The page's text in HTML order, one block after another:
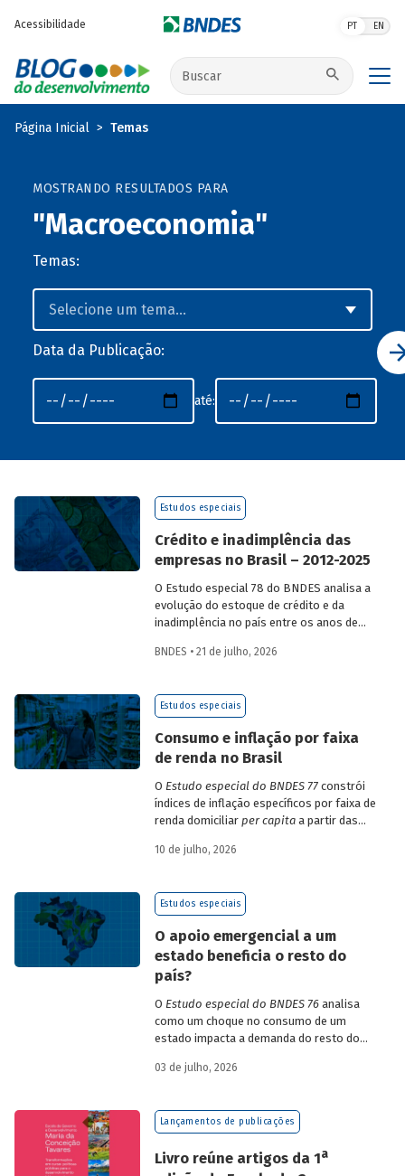
Acessibilidade PT EN
Buscar no site
Página Inicial Temas
MOSTRANDO RESULTADOS PARA
"Macroeconomia"
Temas:
Data da Publicação:
até:
Estudos especiais
Crédito e inadimplência das
empresas no Brasil – 2012-2025
O Estudo especial 78 do BNDES analisa a
evolução do estoque de crédito e da
inadimplência no país entre os anos de
analíticos complementares: o porte da
econômica.
BNDES • 21 de julho, 2026
Estudos especiais
Consumo e inflação por faixa
de renda no Brasil
O Estudo especial do BNDES 77constrói
índices de inflação específicos por faixa de
renda domiciliar per capitaa partir das
associadas às variações de preços dos
ainda os microdados da Pnad Contínua
para analisar a evolução da renda dos
10 de julho, 2026
Estudos especiais
O apoio emergencial a um
estado beneficia o resto do
país?
O Estudo especial do BNDES 76analisa
como um choque no consumo de um
estado impacta a demanda do resto do
Grande do Sul.
03 de julho, 2026
Lançamentos de publicações
Livro reúne artigos da 1a